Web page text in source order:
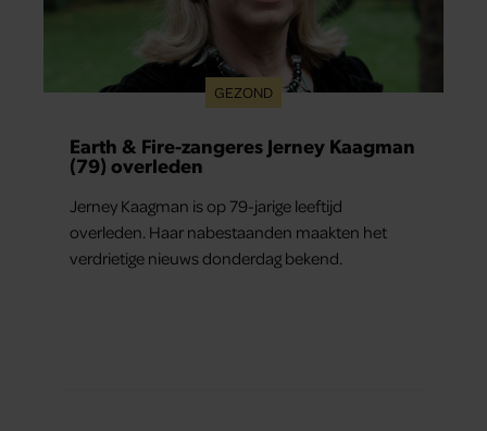
GEZOND
Earth & Fire-zangeres Jerney Kaagman
(79) overleden
Jerney Kaagman is op 79-jarige leeftijd
overleden. Haar nabestaanden maakten het
verdrietige nieuws donderdag bekend.